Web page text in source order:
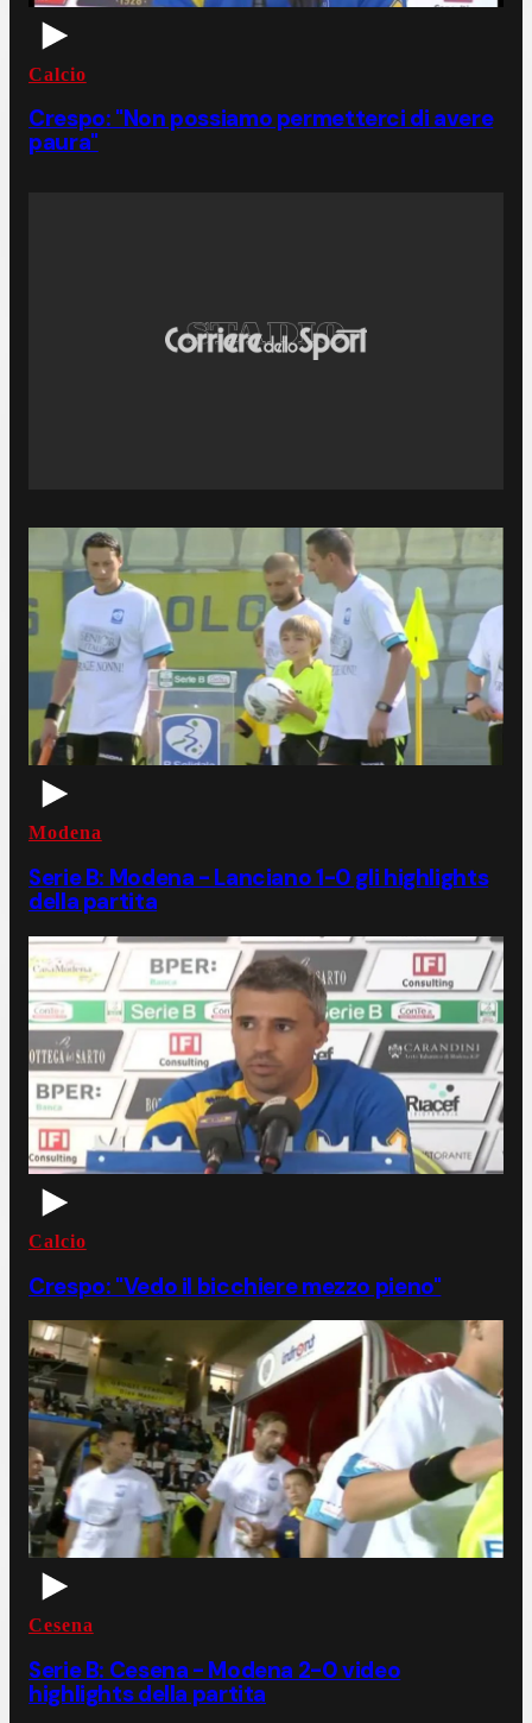
Calcio
Crespo: "Non possiamo permetterci di avere
paura"
Modena
Serie B: Modena - Lanciano 1-0 gli highlights
della partita
Calcio
Crespo: "Vedo il bicchiere mezzo pieno"
Cesena
Serie B: Cesena - Modena 2-0 video
highlights della partita